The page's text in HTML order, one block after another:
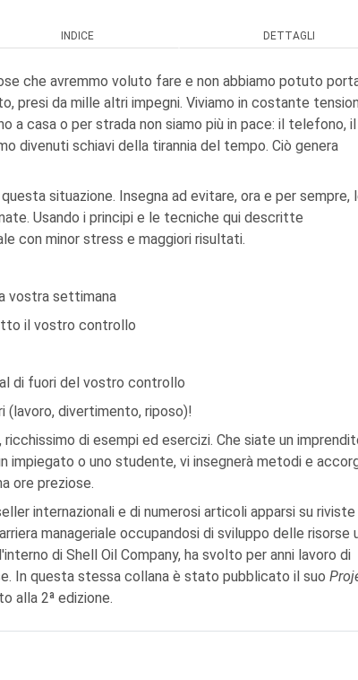
INDICE DETTAGLI
che avremmo voluto fare e non abbiamo potuto
presi da mille altri impegni. Viviamo in costante
a casa o per strada non siamo più in pace: il telefono, il
divenuti schiavi della tirannia del tempo. Ciò genera
situazione. Insegna ad evitare, ora e per sempre,
Usando i principi e le tecniche qui descritte
con minor stress e maggiori risultati.
vostra settimana
il vostro controllo
di fuori del vostro controllo
(lavoro, divertimento, riposo)!
di esempi ed esercizi. Che siate un
impiegato o uno studente, vi insegnerà metodi e
ore preziose.
internazionali e di numerosi articoli apparsi su riviste
manageriale occupandosi di sviluppo delle risorse
di Shell Oil Company, ha svolto per anni lavoro di
In questa stessa collana è stato pubblicato il suo
alla 2ª edizione.